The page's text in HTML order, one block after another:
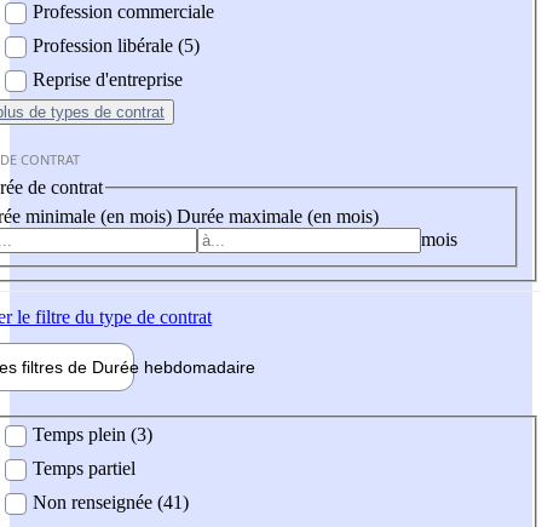
Profession commerciale
Profession libérale (5)
Reprise d'entreprise
de types de contrat
CONTRAT
de contrat
minimale (en mois) Durée maximale (en mois)
mois
le filtre du type de contrat
filtres de Durée hebdomadaire
Temps plein (3)
Temps partiel
Non renseignée (41)